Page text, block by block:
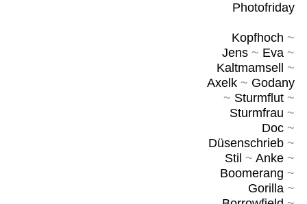
Photofriday
Kopfhoch ~
Jens~ Eva~
Kaltmamsell
~
Axelk~ Godany
~ Sturmflut~
Sturmfrau ~
Doc~
Düsenschrieb~
Stil ~ Anke~
Boomerang ~
Gorilla~